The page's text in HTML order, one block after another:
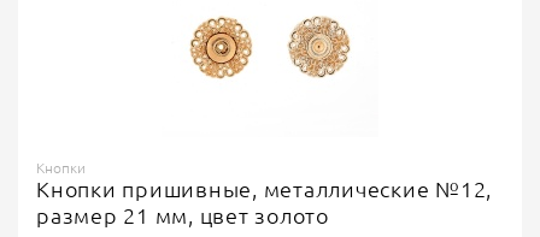
Кнопки
Кнопки пришивные, металлические №12,
размер 21 мм, цвет золото